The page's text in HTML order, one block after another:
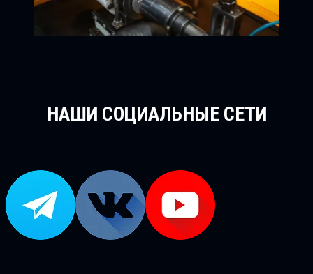
НАШИ СОЦИАЛЬНЫЕ СЕТИ